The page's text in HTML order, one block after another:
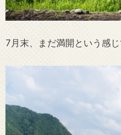
7月末、まだ満開という感